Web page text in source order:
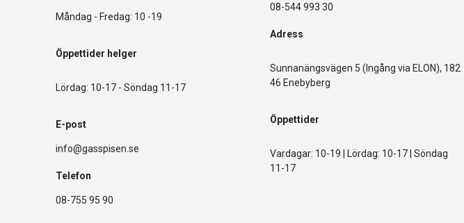
Måndag - Fredag: 10 -19
Öppettider helger
Lördag: 10-17 - Söndag 11-17
E-post
info@gasspisen.se
Telefon
08-755 95 90
08-544 993 30
Adress
Sunnanängsvägen 5 (Ingång via ELON), 182
46 Enebyberg
Öppettider
Vardagar: 10-19 | Lördag: 10-17 | Söndag
11-17